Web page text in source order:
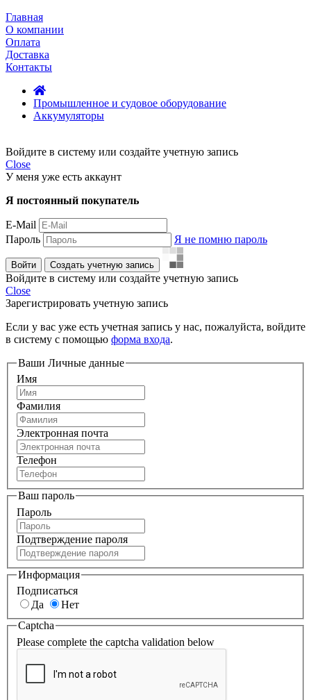
Главная
О компании
Оплата
Доставка
Контакты
Промышленное и судовое оборудование
Аккумуляторы
Войдите в систему или создайте учетную запись
Close
У меня уже есть аккаунт
Я постоянный покупатель
E-Mail
Пароль
Я не помню пароль
Войти Создать учетную запись
Войдите в систему или создайте учетную запись
Close
Зарегистрировать учетную запись
Если у вас уже есть учетная запись у нас, пожалуйста, войдите
в систему с помощью форма входа.
Ваши Личные данные
Имя
Фамилия
Электронная почта
Телефон
Ваш пароль
Пароль
Подтверждение пароля
Информация
Подписаться
Да
Нет
Captcha
Please complete the captcha validation below